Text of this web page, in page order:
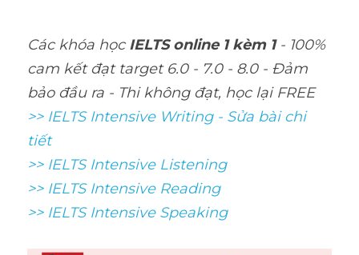
Các khóa học IELTS online 1 kèm 1 - 100%
cam kết đạt target 6.0 - 7.0 - 8.0 - Đảm
bảo đầu ra - Thi không đạt, học lại FREE
>> IELTS Intensive Writing - Sửa bài chi
tiết
>> IELTS Intensive Listening
>> IELTS Intensive Reading
>> IELTS Intensive Speaking